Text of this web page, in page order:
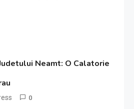
Neamt: O Calatorie
0